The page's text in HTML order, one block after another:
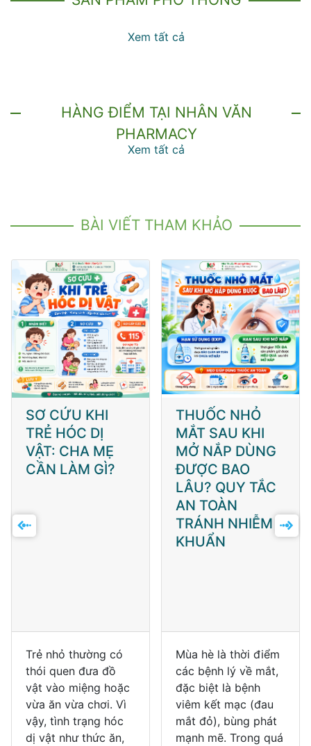
Xem tất cả
HÀNG ĐIỂM TẠI NHÂN VĂN
PHARMACY
Xem tất cả
BÀI VIẾT THAM KHẢO
SƠ CỨU KHI
TRẺ HÓC DỊ
VẬT: CHA MẸ
CẦN LÀM GÌ?
Trẻ nhỏ thường có
thói quen đưa đồ
vật vào miệng hoặc
vừa ăn vừa chơi. Vì
vậy, tình trạng hóc
dị vật như thức ăn,
THUỐC NHỎ
MẮT SAU KHI
MỞ NẮP DÙNG
ĐƯỢC BAO
LÂU? QUY TẮC
AN TOÀN
TRÁNH NHIỄM
KHUẨN
Mùa hè là thời điểm
các bệnh lý về mắt,
đặc biệt là bệnh
viêm kết mạc (đau
mắt đỏ), bùng phát
mạnh mẽ. Trong quá